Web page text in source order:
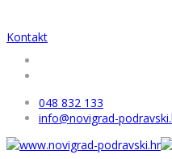
Kontakt
048 832 133
info@novigrad-